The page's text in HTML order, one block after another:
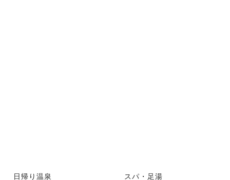
日帰り温泉 スパ・足湯